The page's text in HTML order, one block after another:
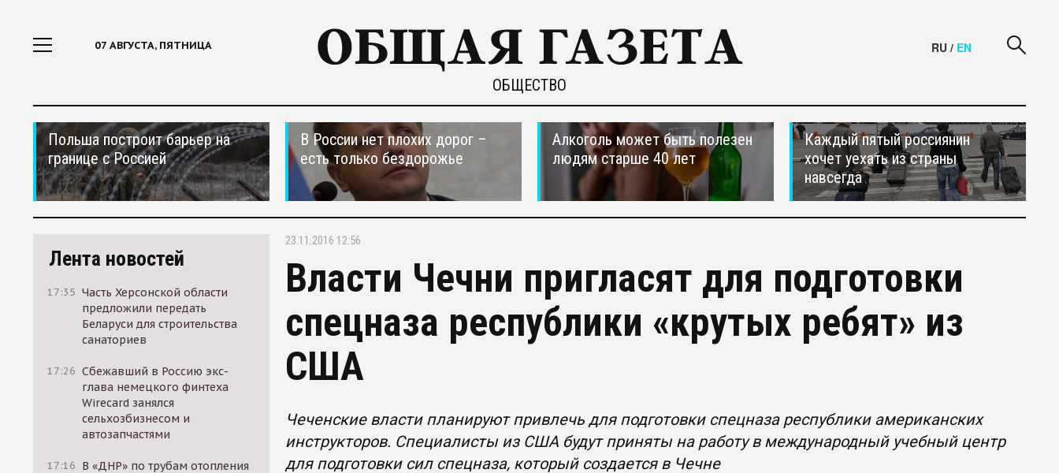
07 АВГУСТА, ПЯТНИЦА
ОБЩЕСТВО
RU / EN
Польша построит барьер на
границе с Россией
В России нет плохих дорог –
есть только бездорожье
Алкоголь может быть полезен
людям старше 40 лет
Каждый пятый россиянин
хочет уехать из страны
навсегда
Лента новостей
17:35 Часть Херсонской области
предложили передать
Беларуси для строительства
санаториев
17:26 Сбежавший в Россию экс-
глава немецкого финтеха
Wirecard занялся
сельхозбизнесом и
автозапчастями
17:16 В «ДНР» по трубам отопления
23.11.2016 12:56
Власти Чечни пригласят для подготовки
спецназа республики «крутых ребят» из
США
Чеченские власти планируют привлечь для подготовки спецназа республики американских
инструкторов. Специалисты из США будут приняты на работу в международный учебный центр
для подготовки сил спецназа, который создается в Чечне